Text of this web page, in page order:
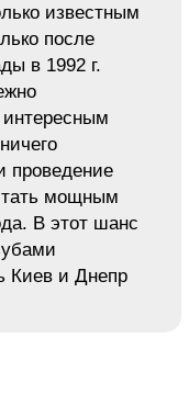
известным
после
в 1992 г.
проведение
мощным
В этот шанс
Киев и Днепр